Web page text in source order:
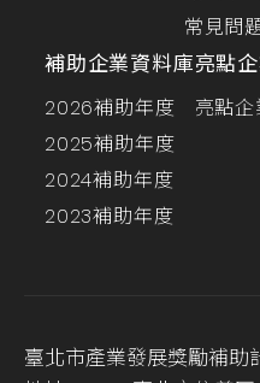
常見問
補助企業資料庫
2026補助年度
2025補助年度
2024補助年度
2023補助年度
亮點
亮點企
臺北市產業發展獎勵補助